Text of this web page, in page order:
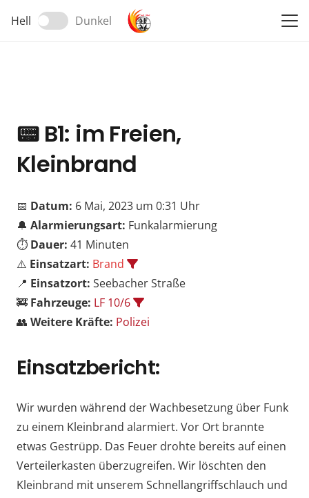
Hell Dunkel
📟B1: im Freien,
Kleinbrand
📅 Datum: 6 Mai, 2023 um 0:31 Uhr
🔔 Alarmierungsart: Funkalarmierung
⏱️ Dauer: 41 Minuten
⚠️ Einsatzart: Brand
📍 Einsatzort: Seebacher Straße
🚒 Fahrzeuge: LF 10/6
👥 Weitere Kräfte: Polizei
Einsatzbericht:
Wir wurden während der Wachbesetzung über Funk
zu einem Kleinbrand alarmiert. Vor Ort brannte
etwas Gestrüpp. Das Feuer drohte bereits auf einen
Verteilerkasten überzugreifen. Wir löschten den
Kleinbrand mit unserem Schnellangriffschlauch und